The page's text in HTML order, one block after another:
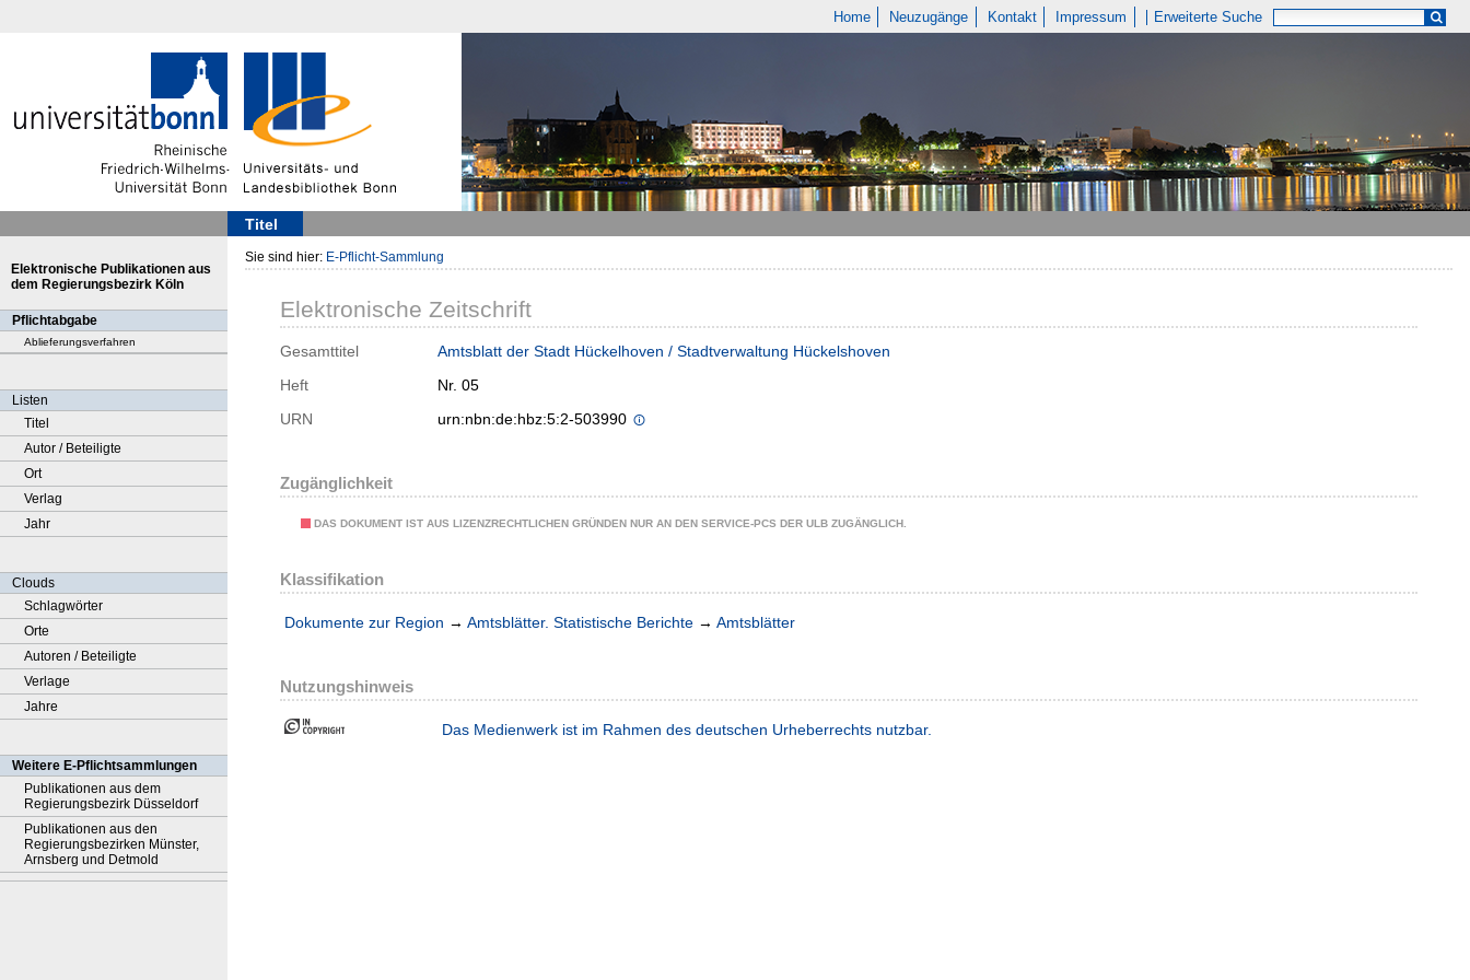
Home Neuzugänge Kontakt Impressum Erweiterte Suche
Titel
Elektronische Publikationen aus
dem Regierungsbezirk Köln
Pflichtabgabe
Ablieferungsverfahren
Listen
Titel
Autor / Beteiligte
Ort
Verlag
Jahr
Clouds
Schlagwörter
Orte
Autoren / Beteiligte
Verlage
Jahre
Weitere E-Pflichtsammlungen
Publikationen aus dem
Regierungsbezirk Düsseldorf
Publikationen aus den
Regierungsbezirken Münster,
Arnsberg und Detmold
Sie sind hier: E-Pflicht-Sammlung
Elektronische Zeitschrift
Gesamttitel
Amtsblatt der Stadt Hückelhoven / Stadtverwaltung Hückelshoven
Heft
Nr. 05
URN
urn:nbn:de:hbz:5:2-503990
Zugänglichkeit
DAS DOKUMENT IST AUS LIZENZRECHTLICHEN GRÜNDEN NUR AN DEN SERVICE-PCS DER ULB ZUGÄNGLICH.
Klassifikation
Dokumente zur Region → Amtsblätter. Statistische Berichte → Amtsblätter
Nutzungshinweis
Das Medienwerk ist im Rahmen des deutschen Urheberrechts nutzbar.